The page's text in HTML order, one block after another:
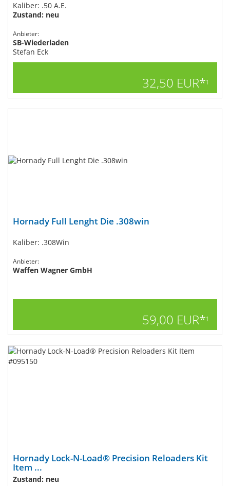
Kaliber: .50 A.E.
Zustand: neu
Anbieter:
SB-Wiederladen
Stefan Eck
32,50 EUR*1
Hornady Full Lenght Die .308win
Kaliber: .308Win
Anbieter:
Waffen Wagner GmbH
59,00 EUR*1
Hornady Lock-N-Load® Precision Reloaders Kit
Item ...
Zustand: neu